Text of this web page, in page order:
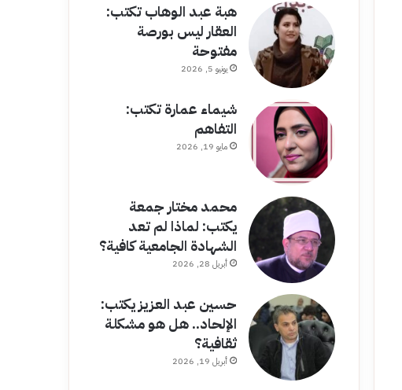
هبة عبد الوهاب تكتب:
العقار ليس بورصة
مفتوحة
يونيو 5, 2026
شيماء عمارة تكتب:
التفاهم
مايو 19, 2026
محمد مختار جمعة
يكتب: لماذا لم تعد
الشهادة الجامعية كافية؟
أبريل 28, 2026
حسين عبد العزيز يكتب:
الإلحاد.. هل هو مشكلة
ثقافية؟
أبريل 19, 2026